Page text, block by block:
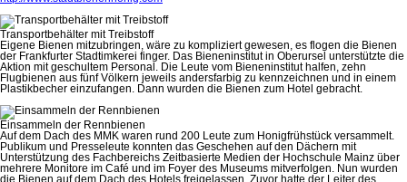
Transportbehälter mit Treibstoff
Eigene Bienen mitzubringen, wäre zu kompliziert gewesen, es flogen die Bienen
der Frankfurter Stadtimkerei finger. Das Bieneninstitut in Oberursel unterstützte die
Aktion mit geschultem Personal. Die Leute vom Bieneninstitut halfen, zehn
Flugbienen aus fünf Völkern jeweils andersfarbig zu kennzeichnen und in einem
Plastikbecher einzufangen. Dann wurden die Bienen zum Hotel gebracht.
Einsammeln der Rennbienen
Auf dem Dach des MMK waren rund 200 Leute zum Honigfrühstück versammelt.
Publikum und Presseleute konnten das Geschehen auf den Dächern mit
Unterstützung des Fachbereichs Zeitbasierte Medien der Hochschule Mainz über
mehrere Monitore im Café und im Foyer des Museums mitverfolgen. Nun wurden
die Bienen auf dem Dach des Hotels freigelassen. Zuvor hatte der Leiter des